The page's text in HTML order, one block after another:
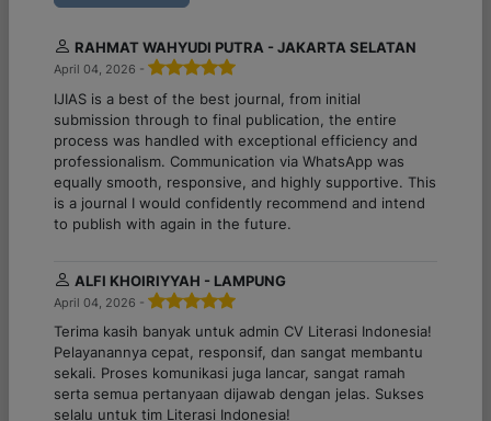
RAHMAT WAHYUDI PUTRA - JAKARTA SELATAN
April 04, 2026 -
IJIAS is a best of the best journal, from initial
submission through to final publication, the entire
process was handled with exceptional efficiency and
professionalism. Communication via WhatsApp was
equally smooth, responsive, and highly supportive. This
is a journal I would confidently recommend and intend
to publish with again in the future.
ALFI KHOIRIYYAH - LAMPUNG
April 04, 2026 -
Terima kasih banyak untuk admin CV Literasi Indonesia!
Pelayanannya cepat, responsif, dan sangat membantu
sekali. Proses komunikasi juga lancar, sangat ramah
serta semua pertanyaan dijawab dengan jelas. Sukses
selalu untuk tim Literasi Indonesia!